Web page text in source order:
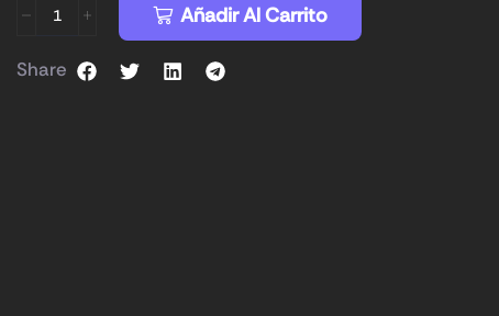
Añadir Al Carrito
Share